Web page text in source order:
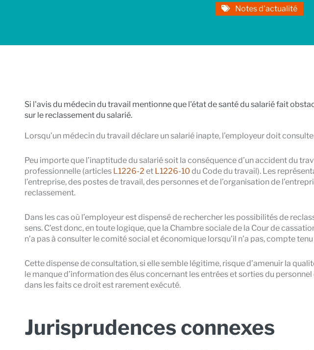
Notes d'actualité
Si l'avis du médecin du travail mentionne que l'état de santé du salarié fait
sur le reclassement du salarié.
Lorsqu’un médecin du travail déclare un salarié inapte, l’employeur doit
Peu importe que l’inaptitude du salarié soit la conséquence d’un accident du
professionnelle (articles L1226-2 et L1226-10 du Code du travail). Les
l’entreprise, des postes de travail, des personnes et de l’organisation de
reclassement.
Dans les cas où l’employeur est dispensé de rechercher les possibilités de
sens. C’est donc, en toute logique, que la Chambre sociale de la Cour de
n’a pas à consulter le comité social et économique lorsqu’il n’a pas, compte
Cette dispense de consultation, si elle semble légitime, risque d’amenuir la
le manque d’information des élus concernant les entrées et sorties du
dans les faits ce droit est rarement exécuté.
Jurisprudences connexes